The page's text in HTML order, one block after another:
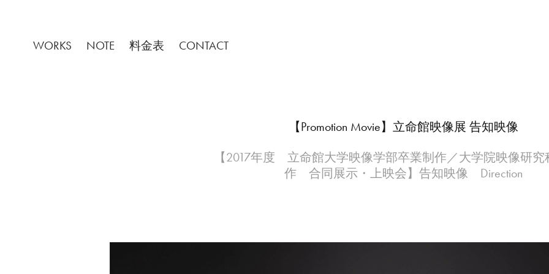
WORKS NOTE 料金表 CONTACT
【Promotion Movie】立命館映像展 告知映像
【2017年度 立命館大学映像学部卒業制作／大学院映像研究
作 合同展示・上映会】告知映像 Direction